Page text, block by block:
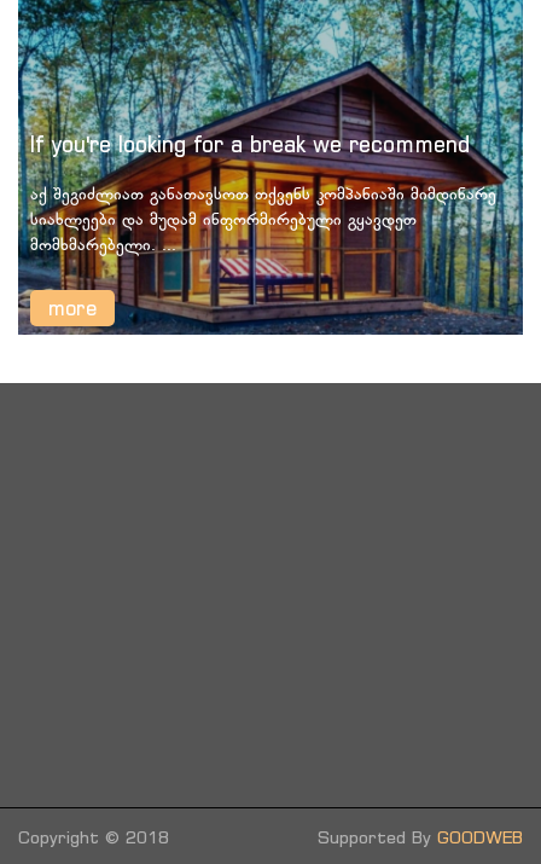
If you're looking for a break we recommend
აქ შეგიძლიათ განათავსოთ თქვენს კომპანიაში მიმდინარე
სიახლეები და მუდამ ინფორმირებული გყავდეთ
მომხმარებელი. ...
more
Copyright © 2018 Supported By GOODWEB